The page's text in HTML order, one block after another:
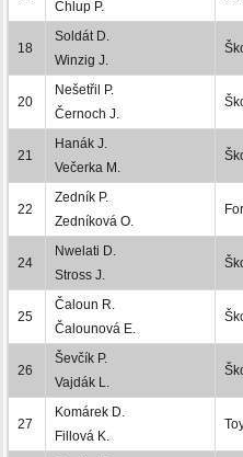
Chlup P.
18
Soldát D.
Winzig J.
20
Nešetřil P.
Černoch J.
21
Hanák J.
Večerka M.
22
Zedník P.
Zedníková O.
24
Nwelati D.
Stross J.
25
Čaloun R.
Čalounová E.
26
Ševčík P.
Vajdák L.
27
Komárek D.
Fillová K.